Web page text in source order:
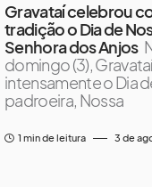
Gravataí celebrou
tradição o Dia de
Senhora dos Anjos
domingo (3),
intensamente o Dia
padroeira, Nossa
1 min de leitura 3 de